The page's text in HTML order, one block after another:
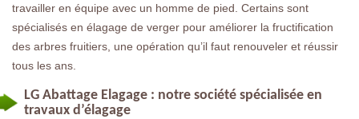
travailler en équipe avec un homme de pied. Certains sont
spécialisés en élagage de verger pour améliorer la fructification
des arbres fruitiers, une opération qu’il faut renouveler et réussir
tous les ans.
LG Abattage Elagage : notre société spécialisée en
travaux d’élagage